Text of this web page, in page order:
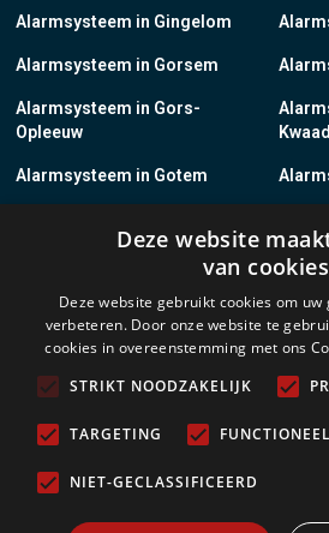
Alarmsysteem in Gingelom
Alarmsysteem in Gorsem
Alarmsysteem in Gors-
Opleeuw
Alarmsysteem in Gotem
Alarmsysteem in Grote-
Brogel
Alarmsysteem in Grote-
Spouwen
Deze website
van
Deze website gebruikt cookies om
verbeteren. Door onze website te
cookies in overeenstemming met ons
STRIKT NOODZAKELIJK
TARGETING FUNCTIONEEL
NIET-GECLASSIFICEERD